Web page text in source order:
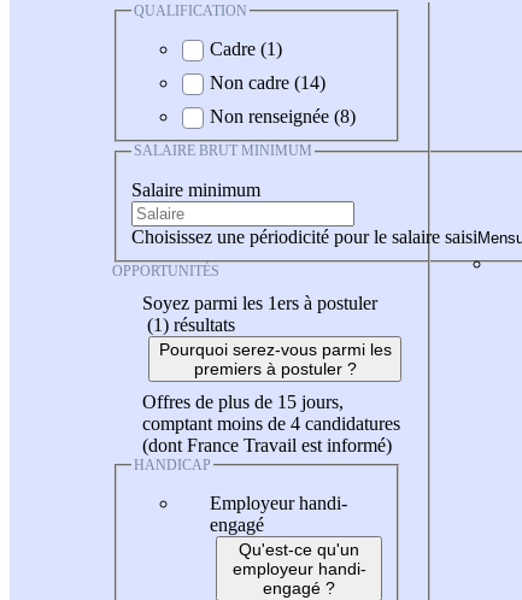
QUALIFICATION
Cadre (1)
Non cadre (14)
Non renseignée (8)
SALAIRE BRUT MINIMUM
Salaire minimum
Choisissez une périodicité pour le salaire saisi
OPPORTUNITÉS
Soyez parmi les 1ers à postuler
(1) résultats
Pourquoi serez-vous parmi les
premiers à postuler ?
Offres de plus de 15 jours,
comptant moins de 4 candidatures
(dont France Travail est informé)
HANDICAP
Employeur handi-
engagé
Qu'est-ce qu'un
employeur handi-
engagé ?